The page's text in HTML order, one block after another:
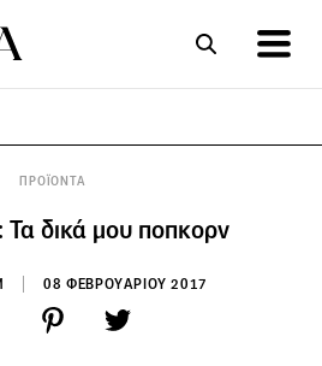
ΠΡΟΪΟΝΤΑ
δικά μου ποπκορν
08 ΦΕΒΡΟΥΑΡΙΟΥ 2017